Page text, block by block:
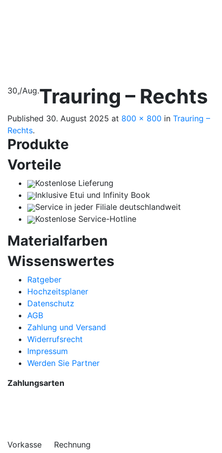
30,/Aug.Trauring – Rechts
Published 30. August 2025 at 800 × 800 in Trauring –
Rechts.
Produkte
Vorteile
Kostenlose Lieferung
Inklusive Etui und Infinity Book
Service in jeder Filiale deutschlandweit
Kostenlose Service-Hotline
Materialfarben
Wissenswertes
Ratgeber
Hochzeitsplaner
Datenschutz
AGB
Zahlung und Versand
Widerrufsrecht
Impressum
Werden Sie Partner
Zahlungsarten
Vorkasse Rechnung